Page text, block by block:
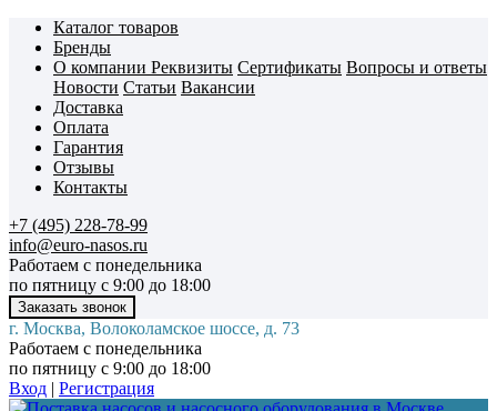
Каталог товаров
Бренды
О компании Реквизиты Сертификаты Вопросы и ответы
Новости Статьи Вакансии
Доставка
Оплата
Гарантия
Отзывы
Контакты
+7 (495) 228-78-99
info@euro-nasos.ru
Работаем с понедельника
по пятницу с 9:00 до 18:00
г. Москва, Волоколамское шоссе, д. 73
Работаем с понедельника
по пятницу с 9:00 до 18:00
Вход | Регистрация